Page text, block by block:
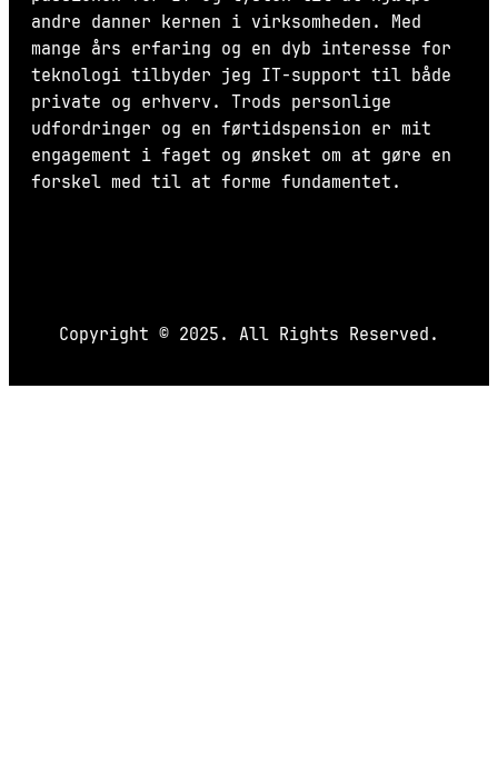
andre danner kernen i virksomheden. Med
mange års erfaring og en dyb interesse for
teknologi tilbyder jeg IT-support til både
private og erhverv. Trods personlige
udfordringer og en førtidspension er mit
engagement i faget og ønsket om at gøre en
forskel med til at forme fundamentet.
Copyright © 2025. All Rights Reserved.